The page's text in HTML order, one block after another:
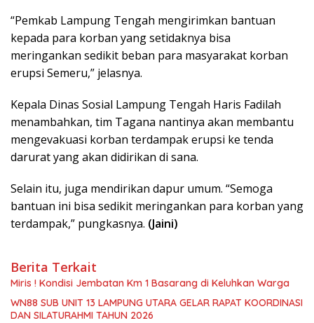
“Pemkab Lampung Tengah mengirimkan bantuan
kepada para korban yang setidaknya bisa
meringankan sedikit beban para masyarakat korban
erupsi Semeru,” jelasnya.
Kepala Dinas Sosial Lampung Tengah Haris Fadilah
menambahkan, tim Tagana nantinya akan membantu
mengevakuasi korban terdampak erupsi ke tenda
darurat yang akan didirikan di sana.
Selain itu, juga mendirikan dapur umum. “Semoga
bantuan ini bisa sedikit meringankan para korban yang
terdampak,” pungkasnya. (Jaini)
Berita Terkait
Miris ! Kondisi Jembatan Km 1 Basarang di Keluhkan Warga
WN88 SUB UNIT 13 LAMPUNG UTARA GELAR RAPAT KOORDINASI
DAN SILATURAHMI TAHUN 2026